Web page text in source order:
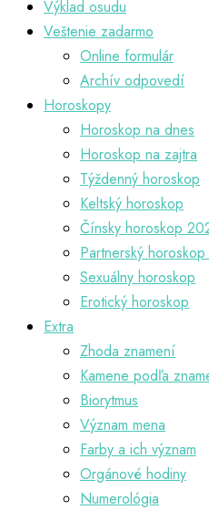
Výklad osudu
Veštenie zadarmo
Online formulár
Archív odpovedí
Horoskopy
Horoskop na dnes
Horoskop na zajtra
Týždenný horoskop
Keltský horoskop
Čínsky horoskop
Partnerský
Sexuálny horoskop
Erotický horoskop
Extra
Zhoda znamení
Kamene podľa
Biorytmus
Význam mena
Farby a ich význam
Orgánové hodiny
Numerológia